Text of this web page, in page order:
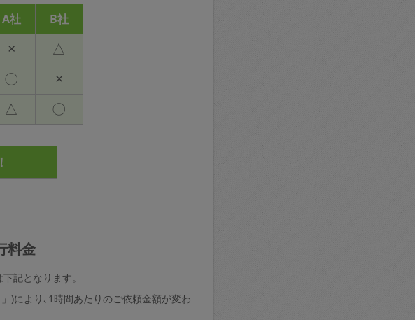
A社
B社
× △
〇 ×
△ 〇
料金
記となります。
)により､1時間あたりのご依頼金額が変わ